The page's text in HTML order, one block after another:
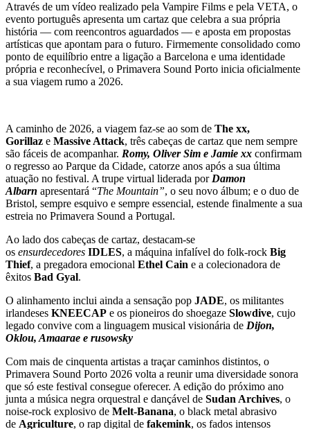
Através de um vídeo realizado pela Vampire Films e pela VETA, o
evento português apresenta um cartaz que celebra a sua própria
história — com reencontros aguardados — e aposta em propostas
artísticas que apontam para o futuro. Firmemente consolidado como
ponto de equilíbrio entre a ligação a Barcelona e uma identidade
própria e reconhecível, o Primavera Sound Porto inicia oficialmente
a sua viagem rumo a 2026.
A caminho de 2026, a viagem faz-se ao som de The xx,
Gorillaz e Massive Attack, três cabeças de cartaz que nem sempre
são fáceis de acompanhar. Romy, Oliver Sim e Jamie xx confirmam
o regresso ao Parque da Cidade, catorze anos após a sua última
atuação no festival. A trupe virtual liderada por Damon
Albarn apresentará “The Mountain”, o seu novo álbum; e o duo de
Bristol, sempre esquivo e sempre essencial, estende finalmente a sua
estreia no Primavera Sound a Portugal.
Ao lado dos cabeças de cartaz, destacam-se
os ensurdecedores IDLES, a máquina infalível do folk-rock Big
Thief, a pregadora emocional Ethel Cain e a colecionadora de
êxitos Bad Gyal.
O alinhamento inclui ainda a sensação pop JADE, os militantes
irlandeses KNEECAP e os pioneiros do shoegaze Slowdive, cujo
legado convive com a linguagem musical visionária de Dijon,
Oklou, Amaarae e rusowsky
Com mais de cinquenta artistas a traçar caminhos distintos, o
Primavera Sound Porto 2026 volta a reunir uma diversidade sonora
que só este festival consegue oferecer. A edição do próximo ano
junta a música negra orquestral e dançável de Sudan Archives, o
noise-rock explosivo de Melt-Banana, o black metal abrasivo
de Agriculture, o rap digital de fakemink, os fados intensos